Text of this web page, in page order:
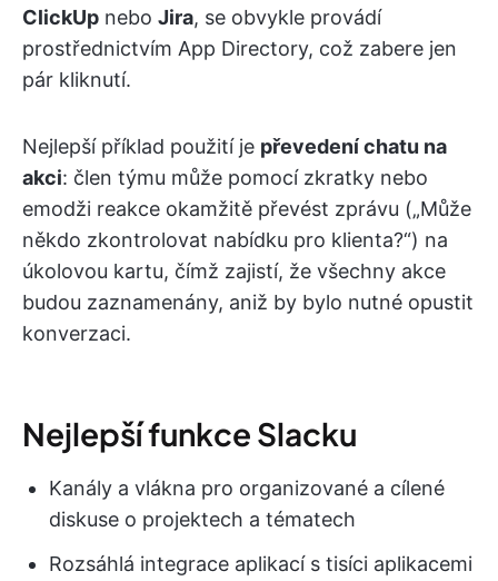
ClickUp nebo Jira, se obvykle provádí
prostřednictvím App Directory, což zabere jen
pár kliknutí.
Nejlepší příklad použití je převedení chatu na
akci: člen týmu může pomocí zkratky nebo
emodži reakce okamžitě převést zprávu („Může
někdo zkontrolovat nabídku pro klienta?“) na
úkolovou kartu, čímž zajistí, že všechny akce
budou zaznamenány, aniž by bylo nutné opustit
konverzaci.
Nejlepší funkce Slacku
Kanály a vlákna pro organizované a cílené
diskuse o projektech a tématech
Rozsáhlá integrace aplikací s tisíci aplikacemi